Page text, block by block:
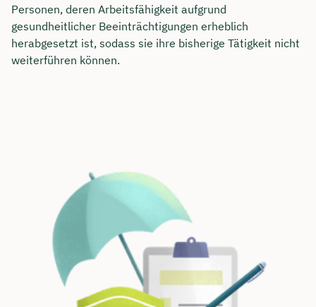
Personen, deren Arbeitsfähigkeit aufgrund
gesundheitlicher Beeinträchtigungen erheblich
herabgesetzt ist, sodass sie ihre bisherige Tätigkeit nicht
weiterführen können.